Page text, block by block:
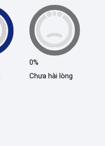
0%
Chưa hài lòng